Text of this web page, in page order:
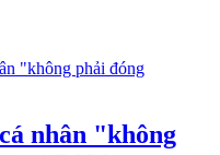
nhân "không